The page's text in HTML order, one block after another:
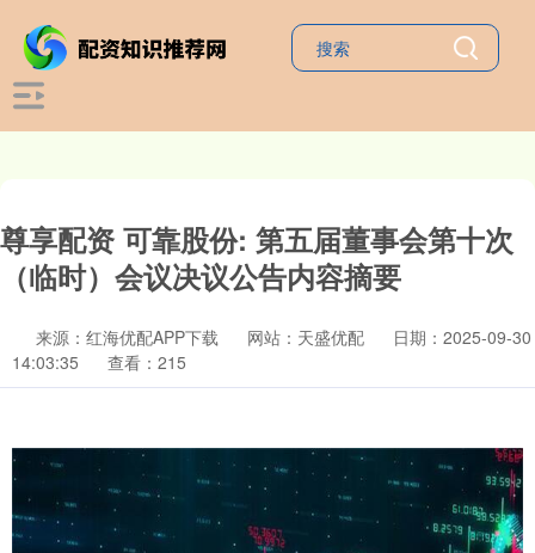
尊享配资 可靠股份: 第五届董事会第十次
（临时）会议决议公告内容摘要
来源：红海优配APP下载 网站：天盛优配
日期：2025-09-30
14:03:35
查看：215